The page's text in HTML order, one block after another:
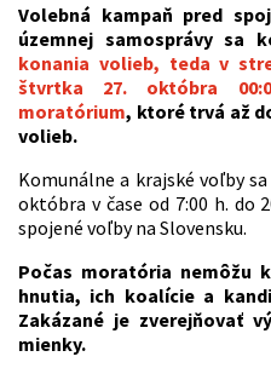
Volebná kampaň pred
územnej samosprávy sa
konania volieb, teda v
štvrtka 27. októbra
moratórium, ktoré trvá až
volieb.
Komunálne a krajské voľby
októbra v čase od 7:00 h. do
spojené voľby na Slovensku.
Počas moratória nemôžu
hnutia, ich koalície a
Zakázané je zverejňovať
mienky.